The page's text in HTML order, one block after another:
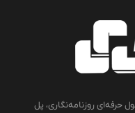
حرفه‌ای روزنامه‌نگاری، پل